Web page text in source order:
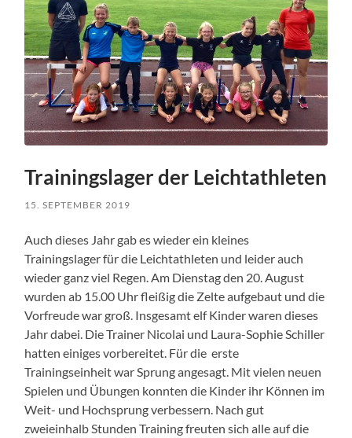
Trainingslager der Leichtathleten
15. SEPTEMBER 2019
Auch dieses Jahr gab es wieder ein kleines
Trainingslager für die Leichtathleten und leider auch
wieder ganz viel Regen. Am Dienstag den 20. August
wurden ab 15.00 Uhr fleißig die Zelte aufgebaut und die
Vorfreude war groß. Insgesamt elf Kinder waren dieses
Jahr dabei. Die Trainer Nicolai und Laura-Sophie Schiller
hatten einiges vorbereitet. Für die erste
Trainingseinheit war Sprung angesagt. Mit vielen neuen
Spielen und Übungen konnten die Kinder ihr Können im
Weit- und Hochsprung verbessern. Nach gut
zweieinhalb Stunden Training freuten sich alle auf die